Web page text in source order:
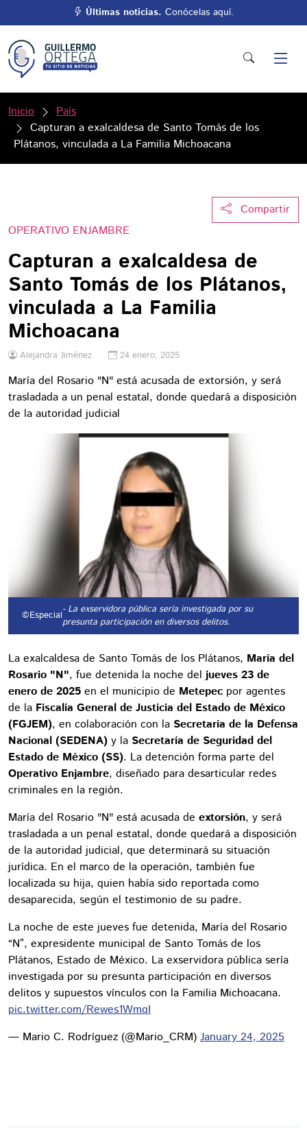
Últimas noticias. Conócelas aquí.
Inicio
País
Capturan a exalcaldesa de Santo Tomás de los
Plátanos, vinculada a La Familia Michoacana
Compartir
OPERATIVO ENJAMBRE
Capturan a exalcaldesa de
Santo Tomás de los Plátanos,
vinculada a La Familia
Michoacana
Alejandra Jiménez 24 enero, 2025
María del Rosario "N" está acusada de extorsión, y será
trasladada a un penal estatal, donde quedará a disposición
de la autoridad judicial
©Especial- La exservidora pública sería investigada por su
presunta participación en diversos delitos.
La exalcaldesa de Santo Tomás de los Plátanos, María del
Rosario "N", fue detenida la noche del jueves 23 de
enero de 2025 en el municipio de Metepec por agentes
de la Fiscalía General de Justicia del Estado de México
(FGJEM), en colaboración con la Secretaría de la Defensa
Nacional (SEDENA) y la Secretaría de Seguridad del
Estado de México (SS). La detención forma parte del
Operativo Enjambre, diseñado para desarticular redes
criminales en la región.
María del Rosario "N" está acusada de extorsión, y será
trasladada a un penal estatal, donde quedará a disposición
de la autoridad judicial, que determinará su situación
jurídica. En el marco de la operación, también fue
localizada su hija, quien había sido reportada como
desaparecida, según el testimonio de su padre.
La noche de este jueves fue detenida, María del Rosario
“N”, expresidente municipal de Santo Tomás de los
Plátanos, Estado de México. La exservidora pública sería
investigada por su presunta participación en diversos
delitos y supuestos vínculos con la Familia Michoacana.
pic.twitter.com/Rewes1WmqI
— Mario C. Rodríguez (@Mario_CRM) January 24, 2025